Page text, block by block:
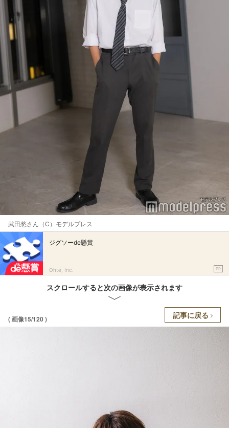
武田愁さん（C）モデルプレス
ジグソーde懸賞
Ohte, Inc. PR
スクロールすると次の画像が表示されます
( 画像15/120 ) 記事に戻る